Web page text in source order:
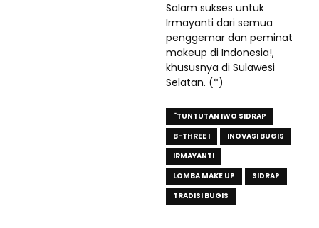
Salam sukses untuk
Irmayanti dari semua
penggemar dan peminat
makeup di Indonesia!,
khususnya di Sulawesi
Selatan. (*)
"TUNTUTAN IWO SIDRAP
B-THREE I
INOVASI BUGIS
IRMAYANTI
LOMBA MAKE UP
SIDRAP
TRADISI BUGIS